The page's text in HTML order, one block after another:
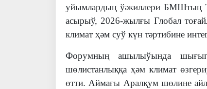
уйымлардың ўәкиллери БМШтың
асырыў, 2026-жылғы Глобал
климат ҳәм суў күн тәртибине
Форумның ашылыўында шығып
шөлистанлыққа ҳәм климат
өтти. Аймағы Аралқум шөлине